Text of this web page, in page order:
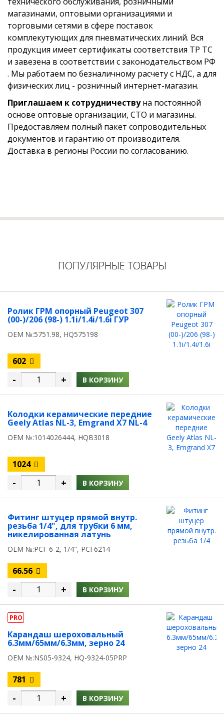
магазинами, оптовыми организациями и
торговыми сетями в сфере поставок
комплекутующих для пневматических линий. Вся
продукция имеет сертификаты соответствия ТР ТС
и завезена в соответствии с законодательством РФ
. Мы работаем по безналичному расчету с НДС, а для
физических лиц - розничный интернет-магазин.
Приглашаем к сотрудничествуна постоянной
основе оптовые организации, СТО и магазины.
Предоставляем полный пакет сопроводительных
документов и гарантию от производителя.
Доставка в регионы России по согласованию.
ПОПУЛЯРНЫЕ ТОВАРЫ
Ролик ГРМ опорный Peugeot 307
(00-)/206 (98-) 1.1i/1.4i/1.6i ГУР
OEM №:5751.98, HQ575198
602
- + В КОРЗИНУ
Колодки керамические передние
Geely Atlas NL-3, Emgrand X7 NL-4
OEM №:1014026444, HQB3018
1024
- + В КОРЗИНУ
Фитинг штуцер прямой внутр.
резьба 1/4", для трубки 6 мм,
никелированная латунь
OEM №:PCF 6-2, 1/4", PCF6214
66.56
- + В КОРЗИНУ
PRO
Карандаш шероховальный
6.3мм/65мм/6.3мм, зерно 24
OEM №:NS05-9324, HQ-9324-05PRP
781
- + В КОРЗИНУ